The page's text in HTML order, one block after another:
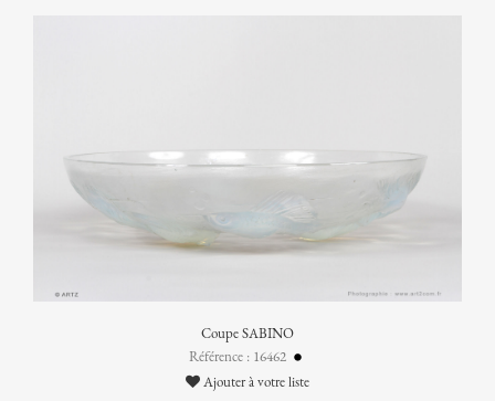
Coupe SABINO
Référence : 16462
Ajouter à votre liste